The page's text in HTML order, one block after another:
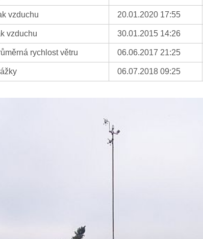
vzduchu 20.01.2020 17:55
vzduchu 30.01.2015 14:26
rychlost větru 06.06.2017 21:25
06.07.2018 09:25